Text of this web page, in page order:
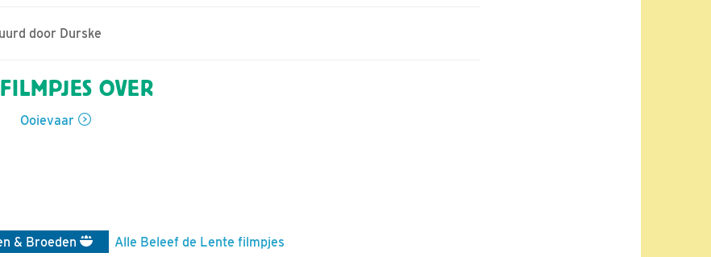
door Durske
OVER
Ooievaar
& Broeden Alle Beleef de Lente filmpjes